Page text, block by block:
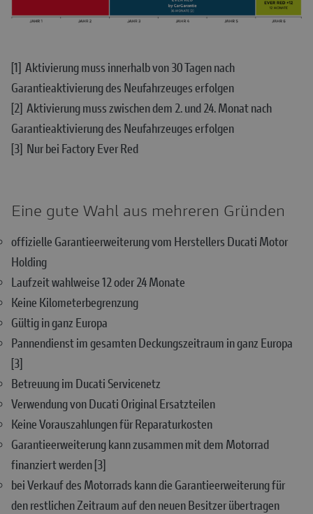
[1] Aktivierung muss innerhalb von 30 Tagen nach
Garantieaktivierung des Neufahrzeuges erfolgen
[2] Aktivierung muss zwischen dem 2. und 24. Monat nach
Garantieaktivierung des Neufahrzeuges erfolgen
[3] Nur bei Factory Ever Red
Eine gute Wahl aus mehreren Gründen
offizielle Garantieerweiterung vom Herstellers Ducati Motor
Holding
Laufzeit wahlweise 12 oder 24 Monate
Keine Kilometerbegrenzung
Gültig in ganz Europa
Pannendienst im gesamten Deckungszeitraum in ganz Europa
[3]
Betreuung im Ducati Servicenetz
Verwendung von Ducati Original Ersatzteilen
Keine Vorauszahlungen für Reparaturkosten
Garantieerweiterung kann zusammen mit dem Motorrad
finanziert werden [3]
bei Verkauf des Motorrads kann die Garantieerweiterung für
den restlichen Zeitraum auf den neuen Besitzer übertragen